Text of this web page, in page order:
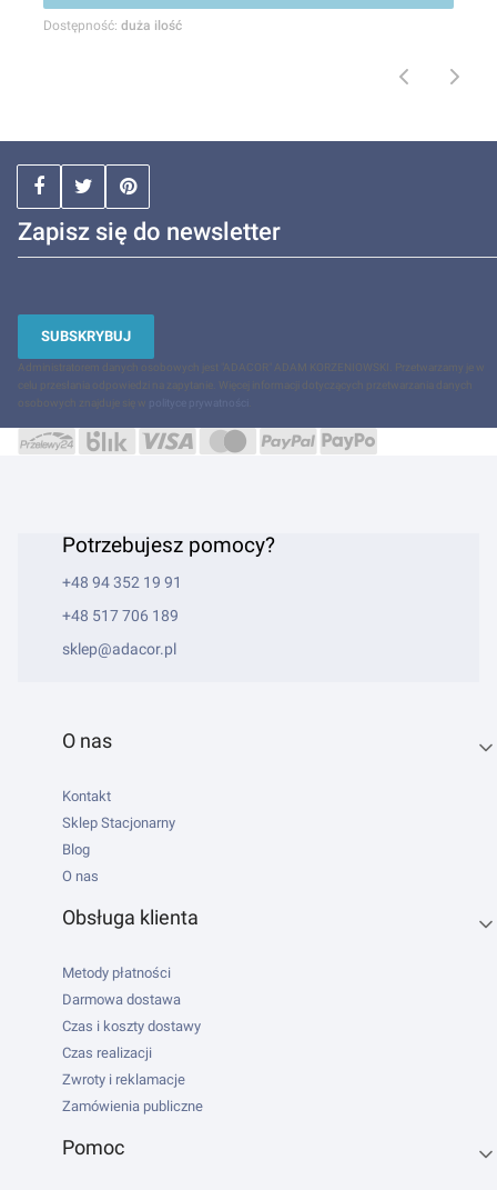
Dostępność: duża ilość
Zapisz się do newsletter
SUBSKRYBUJ
Administratorem danych osobowych jest "ADACOR" ADAM KORZENIOWSKI. Przetwarzamy je w
celu przesłania odpowiedzi na zapytanie. Więcej informacji dotyczących przetwarzania danych
osobowych znajduje się w
Potrzebujesz pomocy?
+48 94 352 19 91
+48 517 706 189
sklep@adacor.pl
Linki w stopce
O nas
Kontakt
Sklep Stacjonarny
Blog
O nas
Obsługa klienta
Metody płatności
Darmowa dostawa
Czas i koszty dostawy
Czas realizacji
Zwroty i reklamacje
Zamówienia publiczne
Pomoc